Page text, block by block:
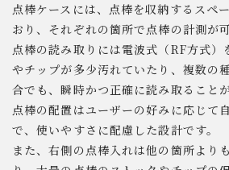
点棒ケースには、点棒を収納するスペ
おり、それぞれの箇所で点棒の計測が可
点棒の読み取りには電波式（RF方式）
やチップが多少汚れていたり、複数の
合でも、瞬時かつ正確に読み取ることが
点棒の配置はユーザーの好みに応じて
で、使いやすさに配慮した設計です。
また、右側の点棒入れは他の箇所より